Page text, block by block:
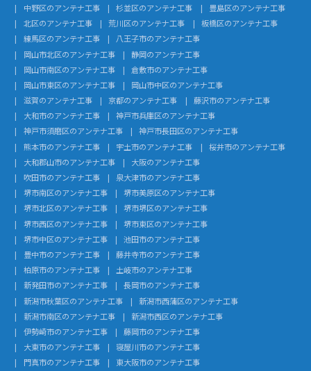
中野区のアンテナ工事
杉並区のアンテナ工事
豊島区のアンテナ工事
北区のアンテナ工事
荒川区のアンテナ工事
板橋区のアンテナ工事
練馬区のアンテナ工事
八王子市のアンテナ工事
岡山市北区のアンテナ工事
静岡のアンテナ工事
岡山市南区のアンテナ工事
倉敷市のアンテナ工事
岡山市東区のアンテナ工事
岡山市中区のアンテナ工事
滋賀のアンテナ工事
京都のアンテナ工事
藤沢市のアンテナ工事
大和市のアンテナ工事
神戸市兵庫区のアンテナ工事
神戸市須磨区のアンテナ工事
神戸市長田区のアンテナ工事
熊本市のアンテナ工事
宇土市のアンテナ工事
桜井市のアンテナ工事
大和郡山市のアンテナ工事
大阪のアンテナ工事
吹田市のアンテナ工事
泉大津市のアンテナ工事
堺市南区のアンテナ工事
堺市美原区のアンテナ工事
堺市北区のアンテナ工事
堺市堺区のアンテナ工事
堺市西区のアンテナ工事
堺市東区のアンテナ工事
堺市中区のアンテナ工事
池田市のアンテナ工事
豊中市のアンテナ工事
藤井寺市のアンテナ工事
柏原市のアンテナ工事
土岐市のアンテナ工事
新発田市のアンテナ工事
長岡市のアンテナ工事
新潟市秋葉区のアンテナ工事
新潟市西蒲区のアンテナ工事
新潟市南区のアンテナ工事
新潟市西区のアンテナ工事
伊勢崎市のアンテナ工事
藤岡市のアンテナ工事
大東市のアンテナ工事
寝屋川市のアンテナ工事
門真市のアンテナ工事
東大阪市のアンテナ工事